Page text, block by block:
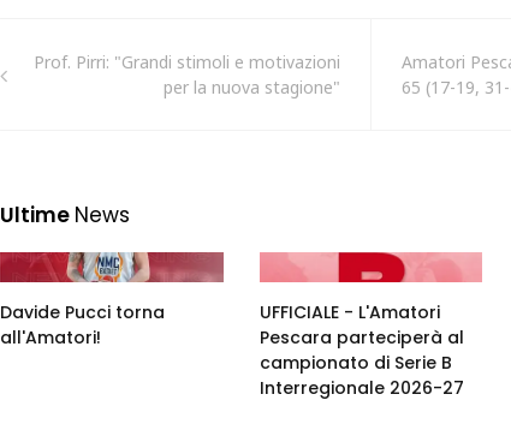
Prof. Pirri: "Grandi stimoli e motivazioni
per la nuova stagione"
Amatori
65 (17-19,
Ultime News
Davide Pucci torna
all'Amatori!
UFFICIALE - L'Amatori
Pescara parteciperà al
campionato di Serie B
Interregionale 2026-27